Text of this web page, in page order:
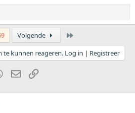
Volgende
te kunnen reageren. Log in | Registreer
WhatsApp
E-mailkoppeling